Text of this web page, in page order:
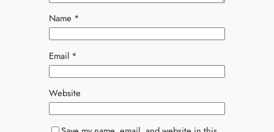
Name *
Email *
Website